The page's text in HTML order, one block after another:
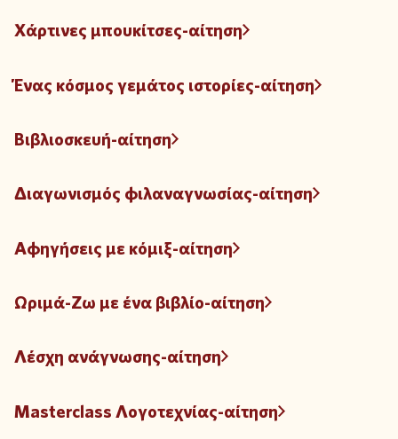
Χάρτινες μπουκίτσες-αίτηση
Ένας κόσμος γεμάτος ιστορίες-αίτηση
Βιβλιοσκευή-αίτηση
Διαγωνισμός φιλαναγνωσίας-αίτηση
Αφηγήσεις με κόμιξ-αίτηση
Ωριμά-Ζω με ένα βιβλίο-αίτηση
Λέσχη ανάγνωσης-αίτηση
Masterclass Λογοτεχνίας-αίτηση